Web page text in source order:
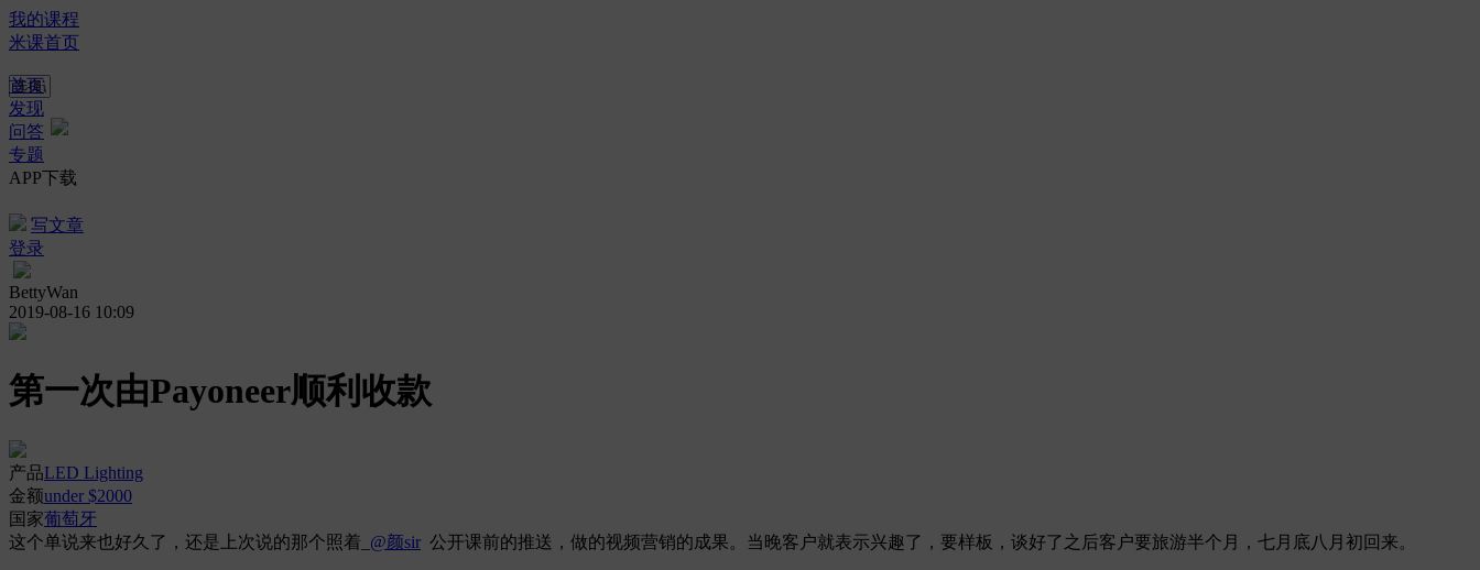
我的课程
米课首页
首页
发现
问答
专题
APP下载
写文章
登录
BettyWan
2019-08-16 10:09
第一次由Payoneer顺利收款
产品LED Lighting
金额under $2000
国家葡萄牙
这个单说来也好久了，还是上次说的那个照着_ @颜sir 公开课前的推送，做的视频营销的成果。当晚客户就表示兴趣了，要样板，谈好了之后客户要旅游半个月，七月底八月初回来。